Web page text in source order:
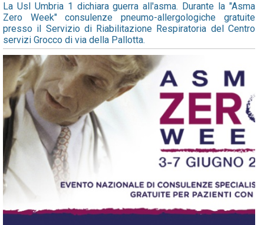
La Usl Umbria 1 dichiara guerra all'asma. Durante la "Asma
Zero Week" consulenze pneumo-allergologiche gratuite
presso il Servizio di Riabilitazione Respiratoria del Centro
servizi Grocco di via della Pallotta.